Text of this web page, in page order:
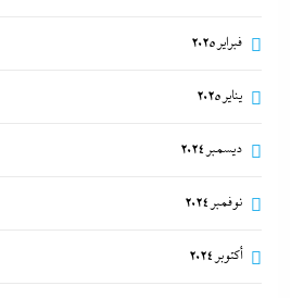
فبراير 2025
يناير 2025
ديسمبر 2024
نوفمبر 2024
أكتوبر 2024